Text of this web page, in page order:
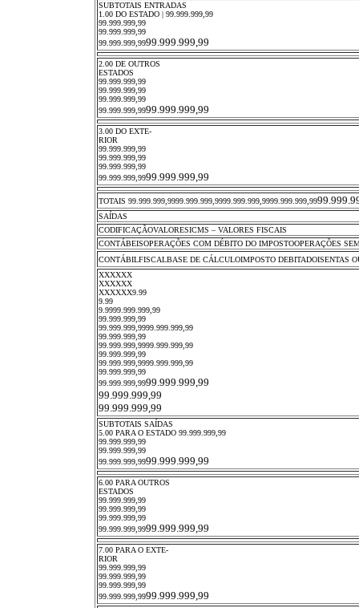
SUBTOTAIS ENTRADAS
1.00 DO ESTADO | 99.999.999,99
99.999.999,99
99.999.999,99
99.999.999,9999.999.999,99
2.00 DE OUTROS
ESTADOS
99.999.999,99
99.999.999,99
99.999.999,99
99.999.999,9999.999.999,99
3.00 DO EXTE-
RIOR
99.999.999,99
99.999.999,99
99.999.999,99
99.999.999,9999.999.999,99
TOTAIS 99.999.999,9999.999.999,9999.999.999,9999.999.999,99
SAÍDAS
CODIFICAÇÃOVALORESICMS – VALORES FISCAIS
CONTÁBEISOPERAÇÕES COM DÉBITO DO IMPOSTOOPERAÇÕES
CONTÁBILFISCALBASE DE CÁLCULOIMPOSTO DEBITADOISENTAS
XXXXXX
XXXXXX
XXXXXX9.99
9.99
9.9999.999.999,99
99.999.999,99
99.999.999,9999.999.999,99
99.999.999,99
99.999.999,9999.999.999,99
99.999.999,99
99.999.999,9999.999.999,99
99.999.999,99
99.999.999,9999.999.999,99
99.999.999,99
99.999.999,99
SUBTOTAIS SAÍDAS
5.00 PARA O ESTADO 99.999.999,99
99.999.999,99
99.999.999,99
99.999.999,9999.999.999,99
6.00 PARA OUTROS
ESTADOS
99.999.999,99
99.999.999,99
99.999.999,99
99.999.999,9999.999.999,99
7.00 PARA O EXTE-
RIOR
99.999.999,99
99.999.999,99
99.999.999,99
99.999.999,9999.999.999,99